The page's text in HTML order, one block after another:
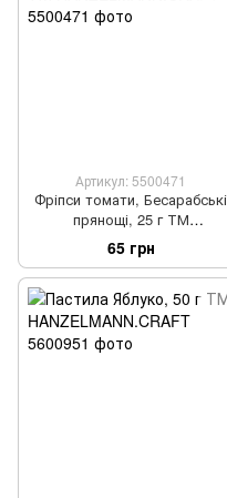
Артикул: 5500471
Фріпси томати, Бесарабські
прянощі, 25 г ТМ
HANZELMANN.CRAFT
65 грн